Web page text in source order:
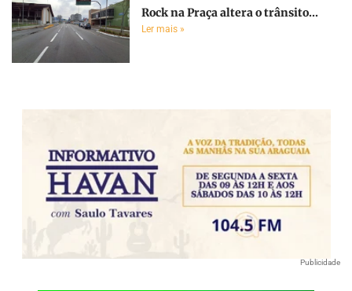
Rock na Praça altera o trânsito...
Ler mais »
Publicidade